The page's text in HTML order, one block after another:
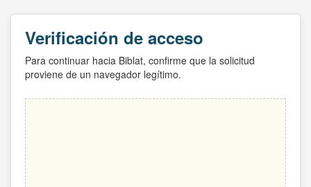
Verificación de acceso
Para continuar hacia Biblat, confirme que la solicitud
proviene de un navegador legítimo.